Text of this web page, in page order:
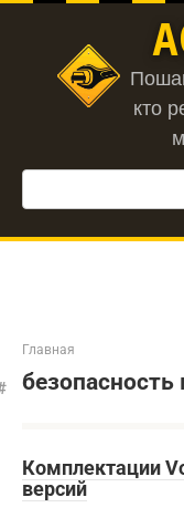
Перейти
кто
Поиск:
Главная
Комплектации
версий